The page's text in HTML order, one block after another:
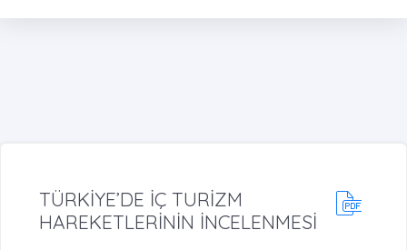
TÜRKİYE’DE İÇ TURİZM
HAREKETLERİNİN İNCELENMESİ